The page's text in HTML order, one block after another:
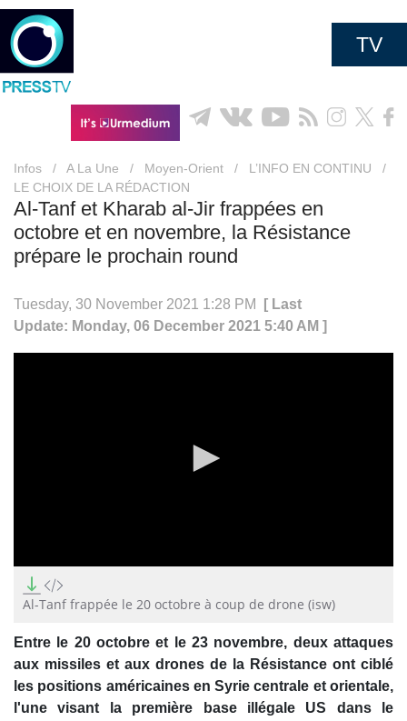
TV
Infos / A La Une / Moyen-Orient / L’INFO EN CONTINU
/
LE CHOIX DE LA RÉDACTION
Al-Tanf et Kharab al-Jir frappées en
octobre et en novembre, la Résistance
prépare le prochain round
Tuesday, 30 November 2021 1:28 PM
[ Last
Update: Monday, 06 December 2021 5:40 AM ]
seconds
of
19
seconds
Al-Tanf frappée le 20 octobre à coup de drone (isw)
Entre le 20 octobre et le 23 novembre, deux attaques
aux missiles et aux drones de la Résistance ont ciblé
les positions américaines en Syrie centrale et orientale,
l'une visant la première base illégale US dans le